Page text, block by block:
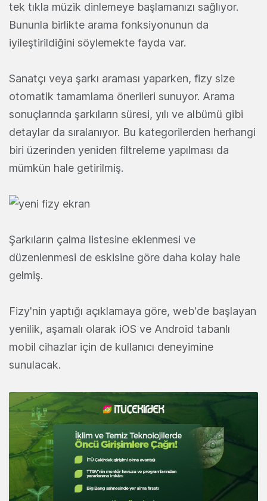
tek tıkla müzik dinlemeye başlamanızı sağlıyor.
Bununla birlikte arama fonksiyonunun da
iyileştirildiğini söylemekte fayda var.
Sanatçı veya şarkı araması yaparken, fizy size
otomatik tamamlama önerileri sunuyor. Arama
sonuçlarında şarkıların süresi, yılı ve albümü gibi
detaylar da sıralanıyor. Bu kategorilerden herhangi
biri üzerinden yeniden filtreleme yapılması da
mümkün hale getirilmiş.
Şarkıların çalma listesine eklenmesi ve
düzenlenmesi de eskisine göre daha kolay hale
gelmiş.
Fizy'nin yaptığı açıklamaya göre, web'de başlayan
yenilik, aşamalı olarak iOS ve Android tabanlı
mobil cihazlar için de kullanıcı deneyimine
sunulacak.